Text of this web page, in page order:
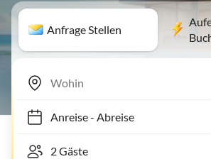
Anfrage Stellen
Anreise- Abreise